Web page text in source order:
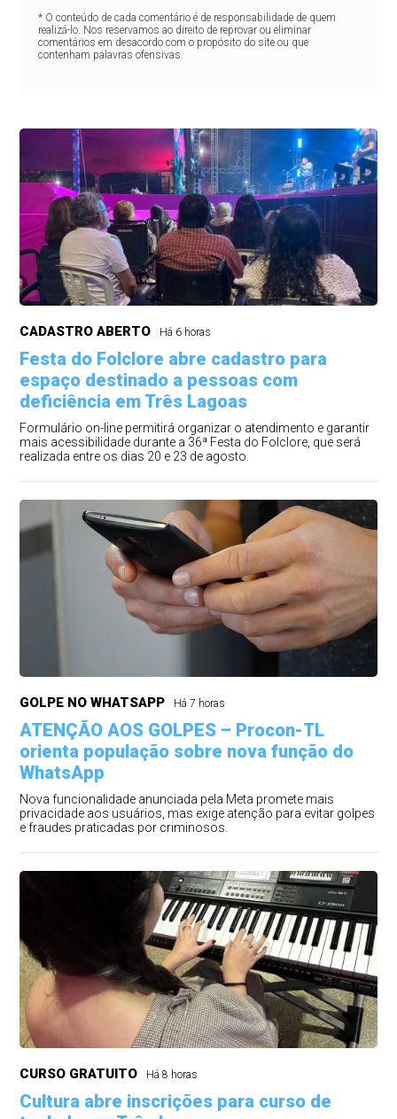
* O conteúdo de cada comentário é de responsabilidade de quem
realizá-lo. Nos reservamos ao direito de reprovar ou eliminar
comentários em desacordo com o propósito do site ou que
contenham palavras ofensivas.
CADASTRO ABERTO Há 6 horas
Festa do Folclore abre cadastro para
espaço destinado a pessoas com
deficiência em Três Lagoas
Formulário on-line permitirá organizar o atendimento e garantir
mais acessibilidade durante a 36ª Festa do Folclore, que será
realizada entre os dias 20 e 23 de agosto.
GOLPE NO WHATSAPP Há 7 horas
ATENÇÃO AOS GOLPES – Procon-TL
orienta população sobre nova função do
WhatsApp
Nova funcionalidade anunciada pela Meta promete mais
privacidade aos usuários, mas exige atenção para evitar golpes
e fraudes praticadas por criminosos.
CURSO GRATUITO Há 8 horas
Cultura abre inscrições para curso de